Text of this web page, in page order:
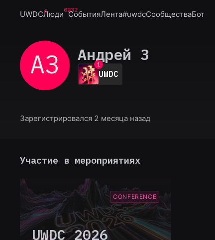
UWDCЛюди6932
СобытияЛента#uwdcСообществаБот
АЗ Андрей З
0
1
2
3
7
UWDC
Зарегистрировался 2 месяца назад
Участие в мероприятиях
CONFERENCE
UWDC 2026